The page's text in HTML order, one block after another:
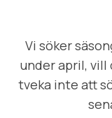
Vi söker
under april, vill
tveka inte att